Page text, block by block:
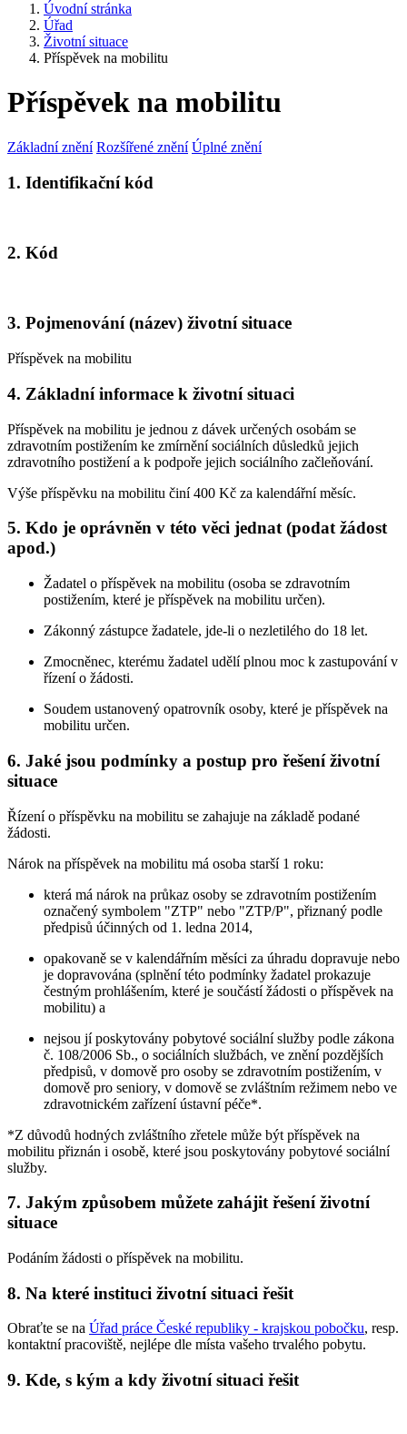
Úvodní stránka
Úřad
Životní situace
Příspěvek na mobilitu
Příspěvek na mobilitu
Základní znění Rozšířené znění Úplné znění
1. Identifikační kód
2. Kód
3. Pojmenování (název) životní situace
Příspěvek na mobilitu
4. Základní informace k životní situaci
Příspěvek na mobilitu je jednou z dávek určených osobám se
zdravotním postižením ke zmírnění sociálních důsledků jejich
zdravotního postižení a k podpoře jejich sociálního začleňování.
Výše příspěvku na mobilitu činí 400 Kč za kalendářní měsíc.
5. Kdo je oprávněn v této věci jednat (podat žádost
apod.)
Žadatel o příspěvek na mobilitu (osoba se zdravotním
postižením, které je příspěvek na mobilitu určen).
Zákonný zástupce žadatele, jde-li o nezletilého do 18 let.
Zmocněnec, kterému žadatel udělí plnou moc k zastupování v
řízení o žádosti.
Soudem ustanovený opatrovník osoby, které je příspěvek na
mobilitu určen.
6. Jaké jsou podmínky a postup pro řešení životní
situace
Řízení o příspěvku na mobilitu se zahajuje na základě podané
žádosti.
Nárok na příspěvek na mobilitu má osoba starší 1 roku:
která má nárok na průkaz osoby se zdravotním postižením
označený symbolem "ZTP" nebo "ZTP/P", přiznaný podle
předpisů účinných od 1. ledna 2014,
opakovaně se v kalendářním měsíci za úhradu dopravuje nebo
je dopravována (splnění této podmínky žadatel prokazuje
čestným prohlášením, které je součástí žádosti o příspěvek na
mobilitu) a
nejsou jí poskytovány pobytové sociální služby podle zákona
č. 108/2006 Sb., o sociálních službách, ve znění pozdějších
předpisů, v domově pro osoby se zdravotním postižením, v
domově pro seniory, v domově se zvláštním režimem nebo ve
zdravotnickém zařízení ústavní péče*.
*Z důvodů hodných zvláštního zřetele může být příspěvek na
mobilitu přiznán i osobě, které jsou poskytovány pobytové sociální
služby.
7. Jakým způsobem můžete zahájit řešení životní
situace
Podáním žádosti o příspěvek na mobilitu.
8. Na které instituci životní situaci řešit
Obraťte se na Úřad práce České republiky - krajskou pobočku, resp.
kontaktní pracoviště, nejlépe dle místa vašeho trvalého pobytu.
9. Kde, s kým a kdy životní situaci řešit